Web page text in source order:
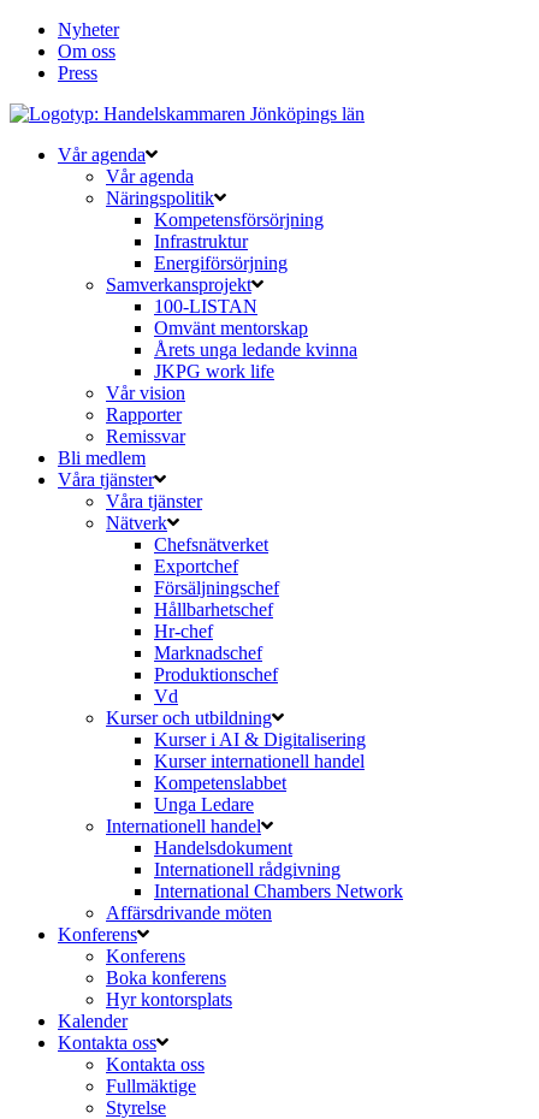
Nyheter
Om oss
Press
Vår agenda
Vår agenda
Näringspolitik
Kompetensförsörjning
Infrastruktur
Energiförsörjning
Samverkansprojekt
100-LISTAN
Omvänt mentorskap
Årets unga ledande kvinna
JKPG work life
Vår vision
Rapporter
Remissvar
Bli medlem
Våra tjänster
Våra tjänster
Nätverk
Chefsnätverket
Exportchef
Försäljningschef
Hållbarhetschef
Hr-chef
Marknadschef
Produktionschef
Vd
Kurser och utbildning
Kurser i AI & Digitalisering
Kurser internationell handel
Kompetenslabbet
Unga Ledare
Internationell handel
Handelsdokument
Internationell rådgivning
International Chambers Network
Affärsdrivande möten
Konferens
Konferens
Boka konferens
Hyr kontorsplats
Kalender
Kontakta oss
Kontakta oss
Fullmäktige
Styrelse